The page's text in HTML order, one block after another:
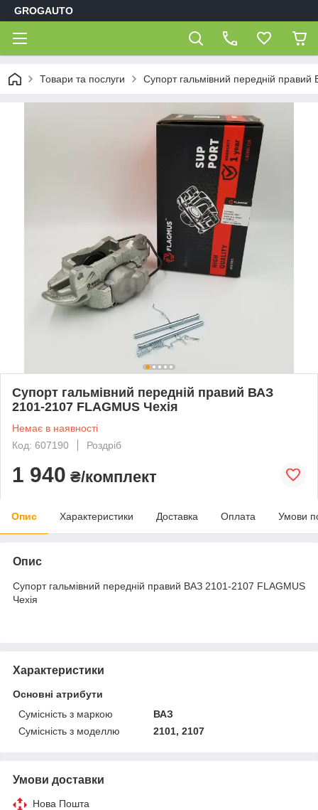
GROGAUTO
Товари та послуги Супорт гальмівний передній
Супорт гальмівний передній правий ВАЗ
2101-2107 FLAGMUS Чехія
Немає в наявності
Код: 607190
Роздріб
1 940 ₴/комплект
Опис Характеристики Доставка Оплата Умови
Опис
Супорт гальмівний передній правий ВАЗ 2101-2107 FLAGMUS
Чехія
Характеристики
Основні атрибути
Сумісність з маркою
ВАЗ
Сумісність з моделлю
2101, 2107
Умови доставки
Нова Пошта